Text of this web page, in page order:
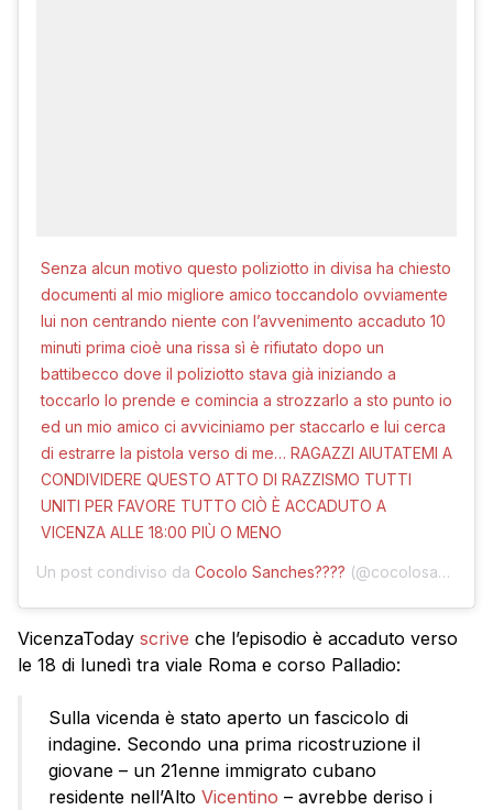
Senza alcun motivo questo poliziotto in divisa ha chiesto
documenti al mio migliore amico toccandolo ovviamente
lui non centrando niente con l’avvenimento accaduto 10
minuti prima cioè una rissa sì è rifiutato dopo un
battibecco dove il poliziotto stava già iniziando a
toccarlo lo prende e comincia a strozzarlo a sto punto io
ed un mio amico ci avviciniamo per staccarlo e lui cerca
di estrarre la pistola verso di me… RAGAZZI AIUTATEMI A
CONDIVIDERE QUESTO ATTO DI RAZZISMO TUTTI
UNITI PER FAVORE TUTTO CIÒ È ACCADUTO A
VICENZA ALLE 18:00 PIÙ O MENO
Un post condiviso da Cocolo Sanches???? (@cocolosanches) in data:
VicenzaToday scrive che l’episodio è accaduto verso
le 18 di lunedì tra viale Roma e corso Palladio:
Sulla vicenda è stato aperto un fascicolo di
indagine. Secondo una prima ricostruzione il
giovane – un 21enne immigrato cubano
residente nell’Alto Vicentino – avrebbe deriso i